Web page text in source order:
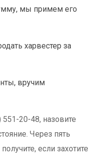
мы примем его
харвестер за
вручим
20-48, назовите
Через пять
если захотите